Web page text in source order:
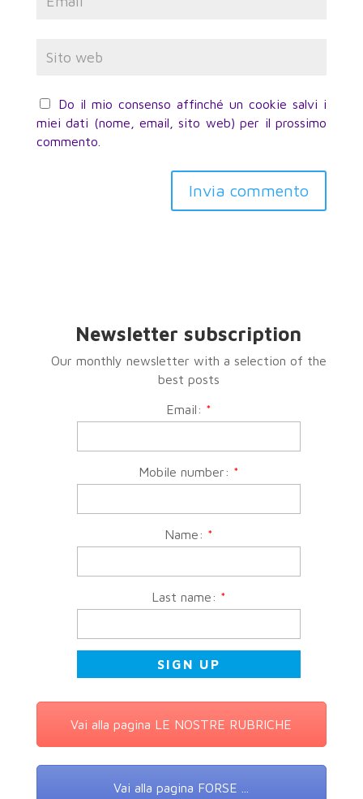
Do il mio consenso affinché un cookie salvi i
miei dati (nome, email, sito web) per il prossimo
commento.
Invia commento
Newsletter subscription
Our monthly newsletter with a selection of the
best posts
Email: *
Mobile number: *
Name: *
Last name: *
Vai alla pagina LE NOSTRE RUBRICHE
Vai alla pagina FORSE ...